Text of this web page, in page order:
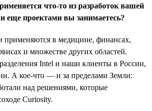
что-то из разработок вашей
еще проектами вы занимаетесь?
в медицине, финансах,
и множестве других областей.
Intel и наши клиенты в России,
А кое-что — и за пределами Земли:
над решениями, которые
Curiosity.